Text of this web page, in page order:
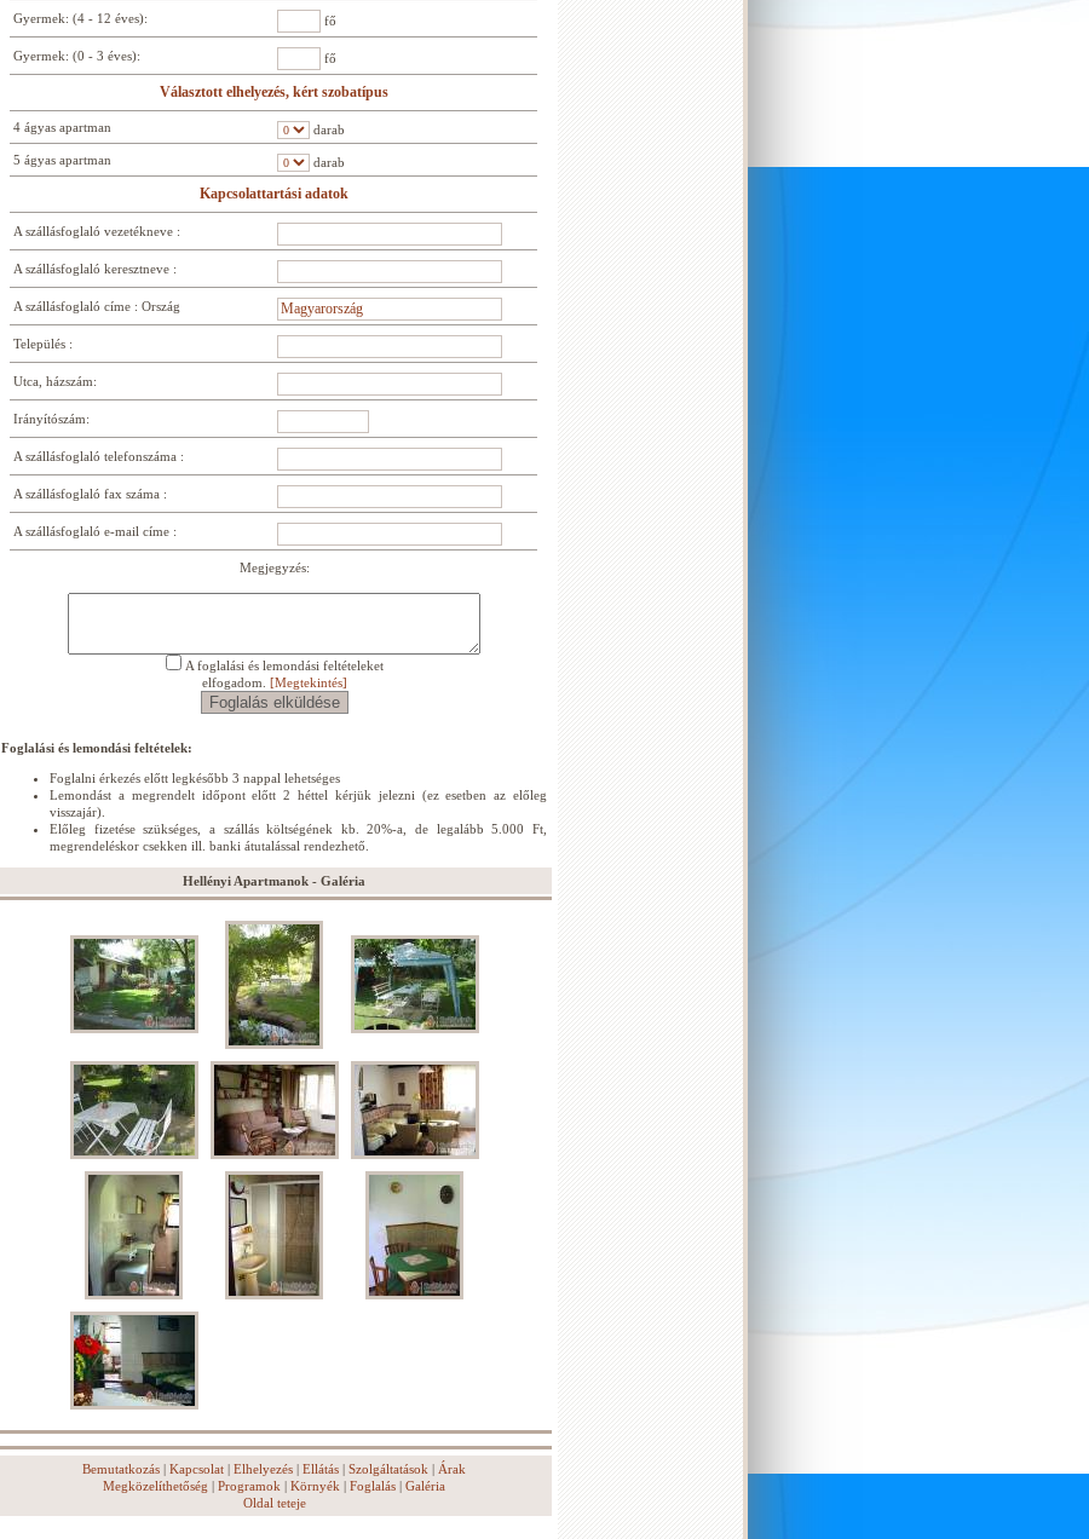
Gyermek: (4 - 12 éves): fő
Gyermek: (0 - 3 éves): fő
Választott elhelyezés, kért szobatípus
4 ágyas apartman darab
5 ágyas apartman darab
Kapcsolattartási adatok
A szállásfoglaló vezetékneve :
A szállásfoglaló keresztneve :
A szállásfoglaló címe : Ország
Település :
Utca, házszám:
Irányítószám:
A szállásfoglaló telefonszáma :
A szállásfoglaló fax száma :
A szállásfoglaló e-mail címe :
Megjegyzés:
A foglalási és lemondási feltételeket
elfogadom. [Megtekintés]
Foglalási és lemondási feltételek:
Foglalni érkezés előtt legkésőbb 3 nappal lehetséges
Lemondást a megrendelt időpont előtt 2 héttel kérjük jelezni (ez esetben az előleg
visszajár).
Előleg fizetése szükséges, a szállás költségének kb. 20%-a, de legalább 5.000 Ft,
megrendeléskor csekken ill. banki átutalással rendezhető.
Hellényi Apartmanok - Galéria
Bemutatkozás | Kapcsolat | Elhelyezés | Ellátás | Szolgáltatások | Árak
Megközelíthetőség | Programok | Környék | Foglalás | Galéria
Oldal teteje